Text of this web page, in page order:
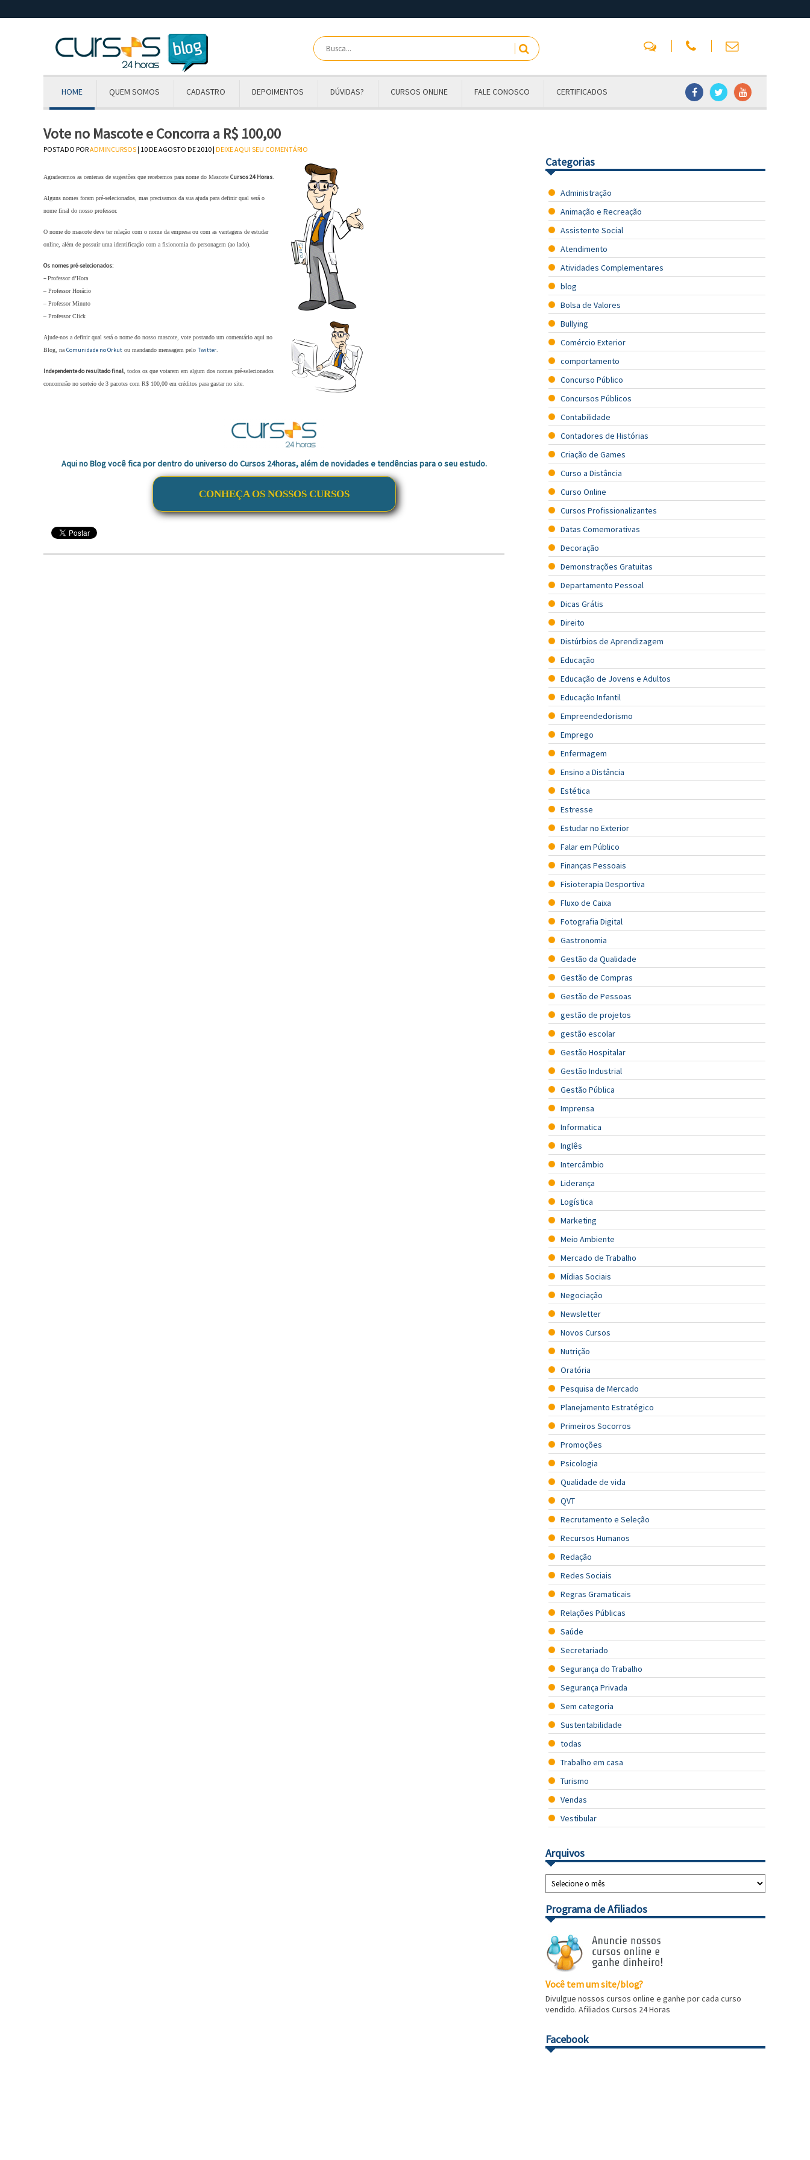
HOME QUEM SOMOS CADASTRO DEPOIMENTOS DÚVIDAS? CURSOS ONLINE FALE CONOSCO CERTIFICADOS
Vote no Mascote e Concorra a R$ 100,00
POSTADO PORADMINCURSOS| 10 DE AGOSTO DE 2010 | DEIXE AQUI SEU COMENTÁRIO
Agradecemos as centenas de sugestões que recebemos para nome do Mascote Cursos 24 Horas
Alguns nomes foram pré-selecionados, mas precisamos da sua ajuda para definir qual será o
nome final do nosso professor.
O nome do mascote deve ter relação com o nome da empresa ou com as vantagens de estudar
online, além de possuir uma identificação com a fisionomia do personagem (ao lado).
Os nomes pré-selecionados:
–Professor d’Hora
– Professor Horácio
– Professor Minuto
– Professor Click
Ajude-nos a definir qual será o nome do nosso mascote, vote postando um comentário aqui no
Blog, na Comunidade no Orkut ou mandando mensagem pelo Twitter
Independente do resultado final , todos os que votarem em algum dos nomes pré-selecionados
concorrerão no sorteio de 3 pacotes com R$ 100,00 em créditos para gastar no site.
Aqui no Blog você fica por dentro do universo do Cursos 24horas, além de novidades e tendências para o seu estudo.
CONHEÇA OS NOSSOS CURSOS
Categorias
Administração
Animação e Recreação
Assistente Social
Atendimento
Atividades Complementares
blog
Bolsa de Valores
Bullying
Comércio Exterior
comportamento
Concurso Público
Concursos Públicos
Contabilidade
Contadores de Histórias
Criação de Games
Curso a Distância
Curso Online
Cursos Profissionalizantes
Datas Comemorativas
Decoração
Demonstrações Gratuitas
Departamento Pessoal
Dicas Grátis
Direito
Distúrbios de Aprendizagem
Educação
Educação de Jovens e Adultos
Educação Infantil
Empreendedorismo
Emprego
Enfermagem
Ensino a Distância
Estética
Estresse
Estudar no Exterior
Falar em Público
Finanças Pessoais
Fisioterapia Desportiva
Fluxo de Caixa
Fotografia Digital
Gastronomia
Gestão da Qualidade
Gestão de Compras
Gestão de Pessoas
gestão de projetos
gestão escolar
Gestão Hospitalar
Gestão Industrial
Gestão Pública
Imprensa
Informatica
Inglês
Intercâmbio
Liderança
Logística
Marketing
Meio Ambiente
Mercado de Trabalho
Mídias Sociais
Negociação
Newsletter
Novos Cursos
Nutrição
Oratória
Pesquisa de Mercado
Planejamento Estratégico
Primeiros Socorros
Promoções
Psicologia
Qualidade de vida
QVT
Recrutamento e Seleção
Recursos Humanos
Redação
Redes Sociais
Regras Gramaticais
Relações Públicas
Saúde
Secretariado
Segurança do Trabalho
Segurança Privada
Sem categoria
Sustentabilidade
todas
Trabalho em casa
Turismo
Vendas
Vestibular
Arquivos
Programa de Afiliados
Você tem um site/blog?
Divulgue nossos cursos online e ganhe por cada curso
vendido. Afiliados Cursos 24 Horas
Facebook